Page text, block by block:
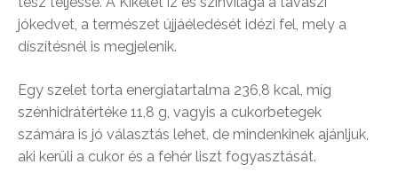
jókedvet, a természet újjáéledését idézi fel, mely a
díszítésnél is megjelenik.
Egy szelet torta energiatartalma 236,8 kcal, míg
szénhidrátértéke 11,8 g, vagyis a cukorbetegek
számára is jó választás lehet, de mindenkinek ajánljuk,
aki kerüli a cukor és a fehér liszt fogyasztását.